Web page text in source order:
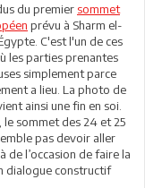
du premier sommet
prévu à Sharm el-
C'est l'un de ces
les parties prenantes
simplement parce
a lieu. La photo de
ainsi une fin en soi.
le sommet des 24 et 25
pas devoir aller
de l’occasion de faire la
dialogue constructif